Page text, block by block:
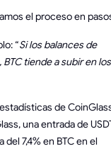
el proceso en
“Si los balances de
tiende a subir en los
de
una entrada de
7,4% en BTC en el